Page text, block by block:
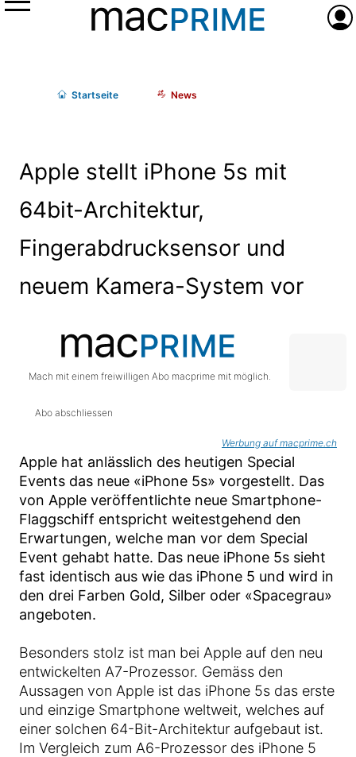
Menü
Startseite News
Apple stellt iPhone 5s mit
64bit-Architektur,
Fingerabdrucksensor und
neuem Kamera-System vor
Mach mit einem freiwilligen Abo macprime mit möglich.
Abo abschliessen
Werbung auf macprime.ch
Apple hat anlässlich des heutigen Special
Events das neue «iPhone 5s» vorgestellt. Das
von Apple veröffentlichte neue Smartphone-
Flaggschiff entspricht weitestgehend den
Erwartungen, welche man vor dem Special
Event gehabt hatte. Das neue iPhone 5s sieht
fast identisch aus wie das iPhone 5 und wird in
den drei Farben Gold, Silber oder «Spacegrau»
angeboten.
Besonders stolz ist man bei Apple auf den neu
entwickelten A7-Prozessor. Gemäss den
Aussagen von Apple ist das iPhone 5s das erste
und einzige Smartphone weltweit, welches auf
einer solchen 64-Bit-Architektur aufgebaut ist.
Im Vergleich zum A6-Prozessor des iPhone 5